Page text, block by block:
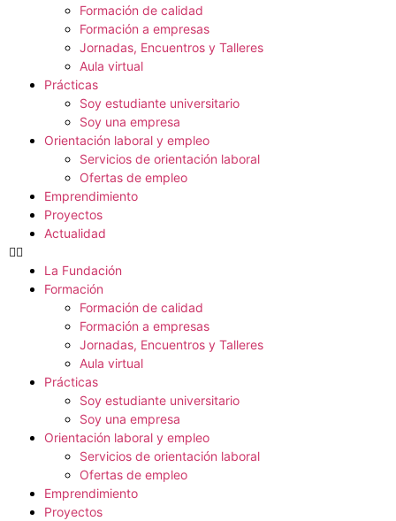
Formación de calidad
Formación a empresas
Jornadas, Encuentros y Talleres
Aula virtual
Prácticas
Soy estudiante universitario
Soy una empresa
Orientación laboral y empleo
Servicios de orientación laboral
Ofertas de empleo
Emprendimiento
Proyectos
Actualidad
La Fundación
Formación
Formación de calidad
Formación a empresas
Jornadas, Encuentros y Talleres
Aula virtual
Prácticas
Soy estudiante universitario
Soy una empresa
Orientación laboral y empleo
Servicios de orientación laboral
Ofertas de empleo
Emprendimiento
Proyectos